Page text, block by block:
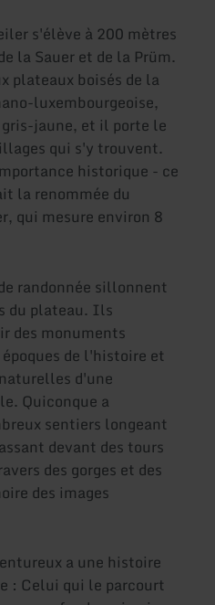
s'élève à 200 mètres
la Sauer et de la Prüm.
plateaux boisés de la
luxembourgeoise,
jaune, et il porte le
qui s'y trouvent.
historique - ce
la renommée du
qui mesure environ 8
randonnée sillonnent
du plateau. Ils
des monuments
de l'histoire et
d'une
Quiconque a
sentiers longeant
devant des tours
des gorges et des
des images
a une histoire
: Celui qui le parcourt